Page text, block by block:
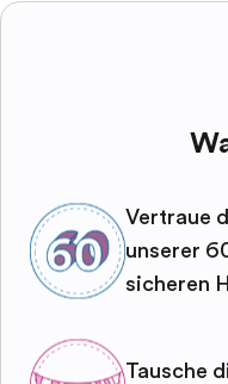
Vertraue
unserer
sicheren
Tausche